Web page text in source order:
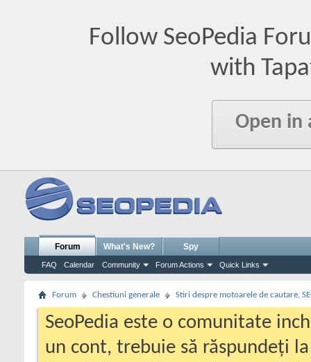
Follow SeoPedia
with
Open in
Forum
FAQ Calendar Community Forum Actions Quick Links
What's New? Spy
Forum Chestiuni generale Stiri despre motoarele de cautare,
SeoPedia este o comunitate
un cont, trebuie să răspundeți